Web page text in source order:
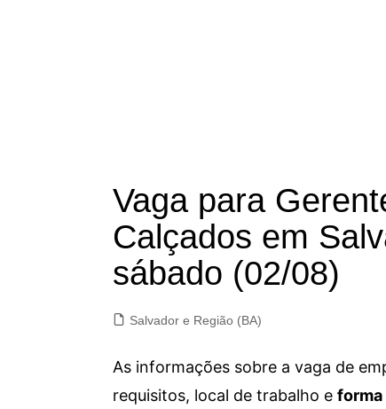
Vaga para
Calçados em
sábado (02/08)
Salvador e Região (BA)
As informações sobre a vaga de
requisitos, local de trabalho e forma